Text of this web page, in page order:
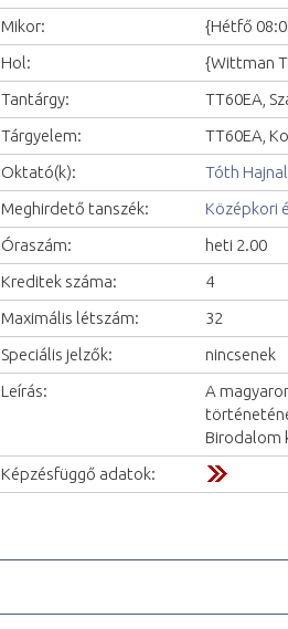
Mikor:
{Hétfő
Hol:
{Wittman
Tantárgy:
TT60EA,
Tárgyelem:
TT60EA,
Oktató(k):
Tóth
Meghirdető tanszék:
Középkori
Óraszám:
heti 2.00
Kreditek száma:
4
Maximális létszám:
32
Speciális jelzők:
nincsenek
Leírás:
A
Birodalom
Képzésfüggő adatok: